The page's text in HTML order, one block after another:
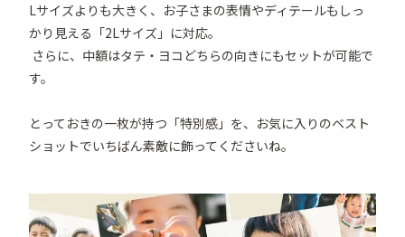
Lサイズよりも大きく、お子さまの表情やディテールもしっ
かり見える「2Lサイズ」に対応。
す。
とっておきの一枚が持つ「特別感」を、お気に入りのベスト
ショットでいちばん素敵に飾ってくださいね。